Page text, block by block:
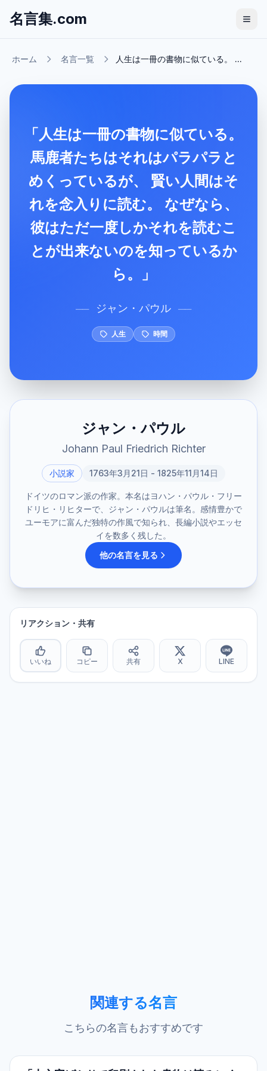
名言集.com
ホーム 名言一覧 人生は一冊の書物に似ている。 ...
「人生は一冊の書物に似ている。
馬鹿者たちはそれはパラパラと
めくっているが、 賢い人間はそ
れを念入りに読む。 なぜなら、
彼はただ一度しかそれを読むこ
とが出来ないのを知っているか
ら。」
── ジャン・パウル ──
人生 時間
ジャン・パウル
Johann Paul Friedrich Richter
小説家 1763年3月21日 - 1825年11月14日
ドイツのロマン派の作家。本名はヨハン・パウル・フリー
ドリヒ・リヒターで、ジャン・パウルは筆名。感情豊かで
ユーモアに富んだ独特の作風で知られ、長編小説やエッセ
イを数多く残した。
他の名言を見る
リアクション・共有
いいね コピー 共有 X LINE
関連する名言
こちらの名言もおすすめです